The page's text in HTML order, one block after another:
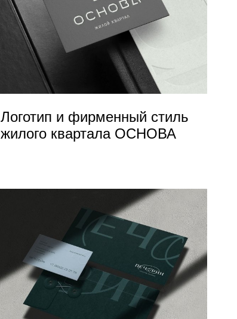
Логотип и фирменный стиль
жилого квартала ОСНОВА